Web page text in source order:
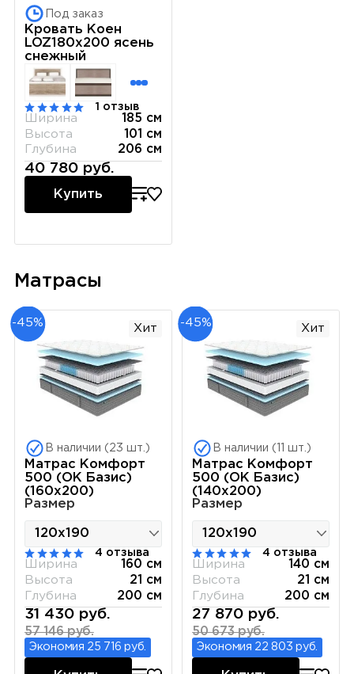
Под заказ
Кровать Коен
LOZ180x200 ясень
снежный
1 отзыв
Ширина
185 см
Высота
101 см
Глубина
206 см
40 780 руб.
Купить
Матрасы
-45% Хит
В наличии (23 шт.)
Матрас Комфорт
500 (ОК Базис)
(160х200)
Размер
4 отзыва
Ширина
160 см
Высота
21 см
Глубина
200 см
31 430 руб.
57 146 руб.
Экономия 25 716 руб.
-45% Хит
В наличии (11 шт.)
Матрас Комфорт
500 (ОК Базис)
(140х200)
Размер
4 отзыва
Ширина
140 см
Высота
21 см
Глубина
200 см
27 870 руб.
50 673 руб.
Экономия 22 803 руб.